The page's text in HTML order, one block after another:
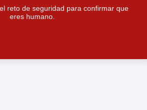
reto de seguridad para confirmar que
eres humano.